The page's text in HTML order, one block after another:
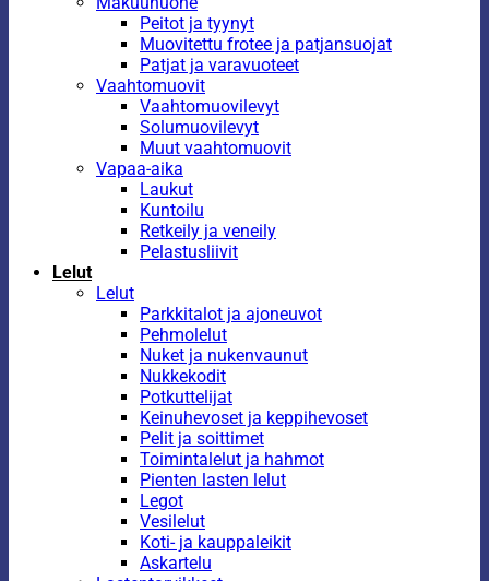
Peitot ja tyynyt
Muovitettu frotee ja patjansuojat
Patjat ja varavuoteet
Vaahtomuovit
Vaahtomuovilevyt
Solumuovilevyt
Muut vaahtomuovit
Vapaa-aika
Laukut
Kuntoilu
Retkeily ja veneily
Pelastusliivit
Lelut
Lelut
Parkkitalot ja ajoneuvot
Pehmolelut
Nuket ja nukenvaunut
Nukkekodit
Potkuttelijat
Keinuhevoset ja keppihevoset
Pelit ja soittimet
Toimintalelut ja hahmot
Pienten lasten lelut
Legot
Vesilelut
Koti- ja kauppaleikit
Askartelu